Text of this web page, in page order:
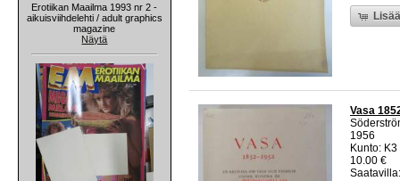
Erotiikan Maailma 1993 nr 2 -
aikuisviihdelehti / adult graphics
magazine
Näytä
Vasa
1956
Kunto:
10.00 €